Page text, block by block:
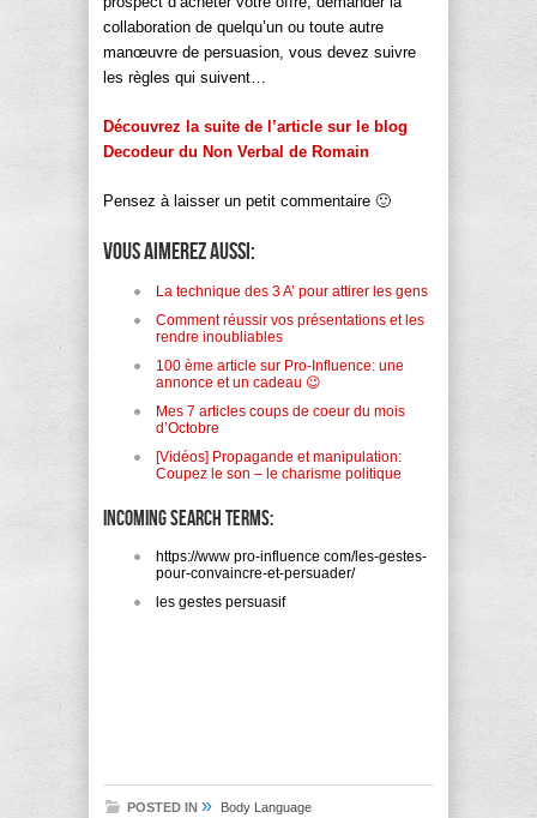
collaboration de quelqu’un ou toute autre
manœuvre de persuasion, vous devez suivre
les règles qui suivent…
Découvrez la suite de l’article sur le blog
Decodeur du Non Verbal de Romain
Pensez à laisser un petit commentaire 🙂
Vous aimerez aussi:
La technique des 3 A’ pour attirer les gens
Comment réussir vos présentations et les
rendre inoubliables
100 ème article sur Pro-Influence: une
annonce et un cadeau 😉
Mes 7 articles coups de coeur du mois
d’Octobre
[Vidéos] Propagande et manipulation:
Coupez le son – le charisme politique
Incoming search terms:
https://www pro-influence com/les-gestes-
pour-convaincre-et-persuader/
les gestes persuasif
POSTED IN » Body Language